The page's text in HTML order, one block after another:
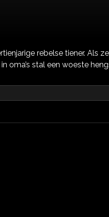
rebelse tiener. Als
oma’s stal een woeste